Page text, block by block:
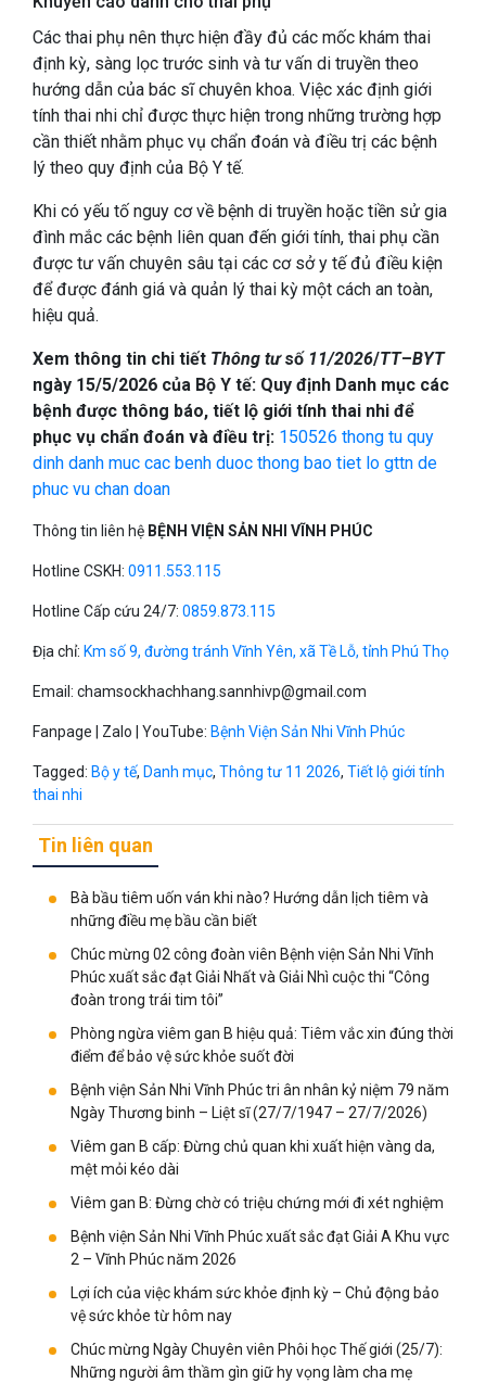
Các thai phụ nên thực hiện đầy đủ các mốc khám thai
định kỳ, sàng lọc trước sinh và tư vấn di truyền theo
hướng dẫn của bác sĩ chuyên khoa. Việc xác định giới
tính thai nhi chỉ được thực hiện trong những trường hợp
cần thiết nhằm phục vụ chẩn đoán và điều trị các bệnh
lý theo quy định của Bộ Y tế.
Khi có yếu tố nguy cơ về bệnh di truyền hoặc tiền sử gia
đình mắc các bệnh liên quan đến giới tính, thai phụ cần
được tư vấn chuyên sâu tại các cơ sở y tế đủ điều kiện
để được đánh giá và quản lý thai kỳ một cách an toàn,
hiệu quả.
Xem thông tin chi tiết Thông tưsố 11/2026/TT–BYT
ngày 15/5/2026 của Bộ Y tế: Quy định Danh mục các
bệnh được thông báo, tiết lộ giới tính thai nhi để
phục vụ chẩn đoán và điều trị: 150526 thong tu quy
dinh danh muc cac benh duoc thong bao tiet lo gttn de
phuc vu chan doan
Thông tin liên hệ BỆNH VIỆN SẢN NHI VĨNH PHÚC
Hotline CSKH: 0911.553.115
Hotline Cấp cứu 24/7: 0859.873.115
Địa chỉ: Km số 9, đường tránh Vĩnh Yên, xã Tề Lỗ, tỉnh Phú Thọ
Email: chamsockhachhang.sannhivp@gmail.com
Fanpage | Zalo | YouTube: Bệnh Viện Sản Nhi Vĩnh Phúc
Tagged: Bộ y tế, Danh mục, Thông tư 11 2026, Tiết lộ giới tính
thai nhi
Tin liên quan
Bà bầu tiêm uốn ván khi nào? Hướng dẫn lịch tiêm và
những điều mẹ bầu cần biết
Chúc mừng 02 công đoàn viên Bệnh viện Sản Nhi Vĩnh
Phúc xuất sắc đạt Giải Nhất và Giải Nhì cuộc thi “Công
đoàn trong trái tim tôi”
Phòng ngừa viêm gan B hiệu quả: Tiêm vắc xin đúng thời
điểm để bảo vệ sức khỏe suốt đời
Bệnh viện Sản Nhi Vĩnh Phúc tri ân nhân kỷ niệm 79 năm
Ngày Thương binh – Liệt sĩ (27/7/1947 – 27/7/2026)
Viêm gan B cấp: Đừng chủ quan khi xuất hiện vàng da,
mệt mỏi kéo dài
Viêm gan B: Đừng chờ có triệu chứng mới đi xét nghiệm
Bệnh viện Sản Nhi Vĩnh Phúc xuất sắc đạt Giải A Khu vực
2 – Vĩnh Phúc năm 2026
Lợi ích của việc khám sức khỏe định kỳ – Chủ động bảo
vệ sức khỏe từ hôm nay
Chúc mừng Ngày Chuyên viên Phôi học Thế giới (25/7):
Những người âm thầm gìn giữ hy vọng làm cha mẹ